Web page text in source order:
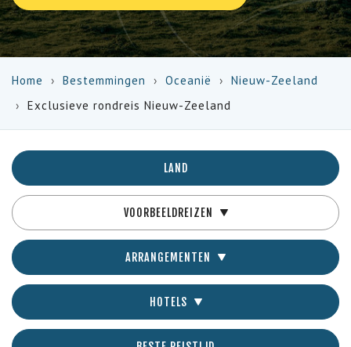
Home Bestemmingen Oceanië
Nieuw-Zeeland
Exclusieve rondreis Nieuw-Zeeland
LAND
VOORBEELDREIZEN
ARRANGEMENTEN
HOTELS